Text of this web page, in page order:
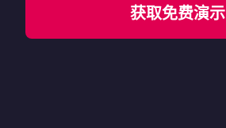
获取免费演示